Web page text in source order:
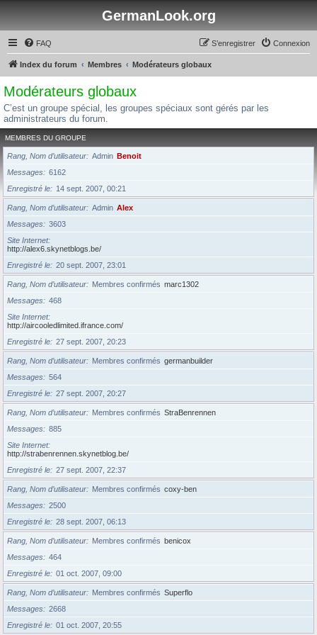
GermanLook.org
FAQ Connexion
S’enregistrer
Index du forum Membres Modérateurs globaux
Modérateurs globaux
C’est un groupe spécial, les groupes spéciaux sont gérés par les
administrateurs du forum.
MEMBRES DU GROUPE
Rang, Nom d’utilisateur Admin Benoit
Messages
6162
Enregistré le
14 sept. 2007, 00:21
Rang, Nom d’utilisateur Admin Alex
Messages
3603
Site Internet
http://alex6.skynetblogs.be/
Enregistré le
20 sept. 2007, 23:01
Rang, Nom d’utilisateur Membres confirmés marc1302
Messages
468
Site Internet
http://aircooledlimited.ifrance.com/
Enregistré le
27 sept. 2007, 20:23
Rang, Nom d’utilisateur Membres confirmés germanbuilder
Messages
564
Enregistré le
27 sept. 2007, 20:27
Rang, Nom d’utilisateur Membres confirmés StraBenrennen
Messages
885
Site Internet
http://strabenrennen.skynetblog.be/
Enregistré le
27 sept. 2007, 22:37
Rang, Nom d’utilisateur Membres confirmés coxy-ben
Messages
2500
Enregistré le
28 sept. 2007, 06:13
Rang, Nom d’utilisateur Membres confirmés benicox
Messages
464
Enregistré le
01 oct. 2007, 09:00
Rang, Nom d’utilisateur Membres confirmés Superflo
Messages
2668
Enregistré le
01 oct. 2007, 20:55